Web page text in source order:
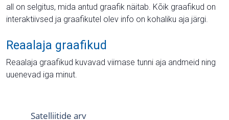
all on selgitus, mida antud graafik näitab. Kõik graafikud on
interaktiivsed ja graafikutel olev info on kohaliku aja järgi.
Reaalaja graafikud
Reaalaja graafikud kuvavad viimase tunni aja andmeid ning
uuenevad iga minut.